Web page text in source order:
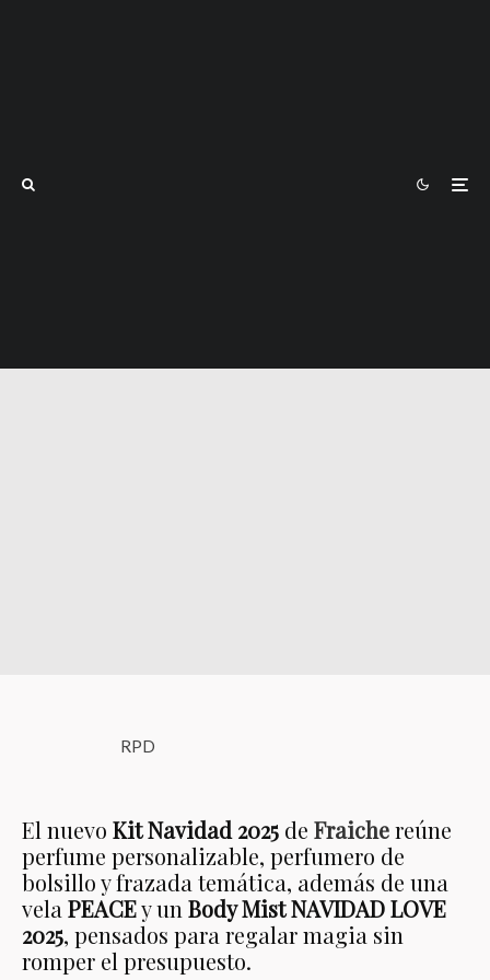
RPD
El nuevo Kit Navidad 2025 de Fraichereúne
perfume personalizable, perfumero de
bolsillo y frazada temática, además de una
vela PEACEy un Body Mist NAVIDAD LOVE
2025, pensados para regalar magia sin
romper el presupuesto.